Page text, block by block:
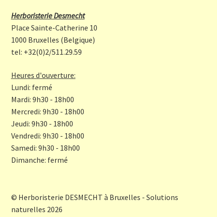
b
o
o
k
a
gr
a
m
Herboristerie Desmecht
Place Sainte-Catherine 10
1000 Bruxelles (Belgique)
tel: +32(0)2/511.29.59
Heures d'ouverture:
Lundi: fermé
Mardi: 9h30 - 18h00
Mercredi: 9h30 - 18h00
Jeudi: 9h30 - 18h00
Vendredi: 9h30 - 18h00
Samedi: 9h30 - 18h00
Dimanche: fermé
© Herboristerie DESMECHT à Bruxelles - Solutions
naturelles 2026